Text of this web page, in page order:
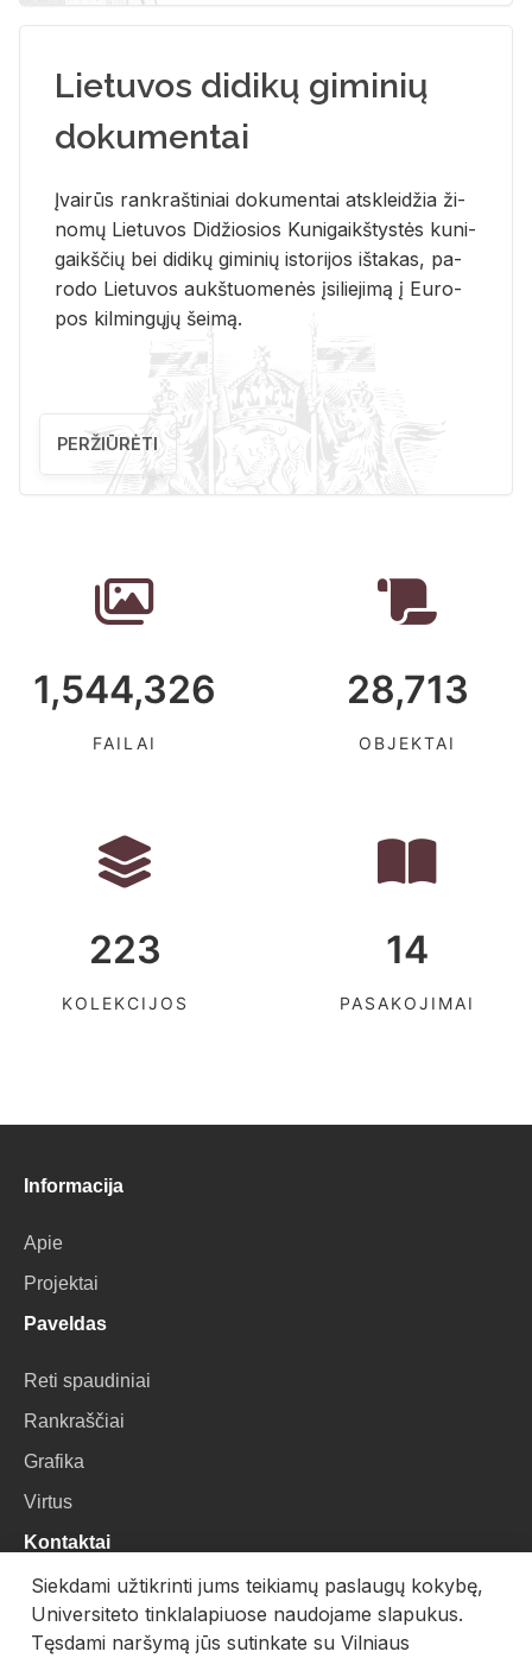
Lietuvos didikų giminių
dokumentai
Įvai­rūs rank­raš­ti­niai do­ku­men­tai at­sklei­džia ži­
no­mų Lie­tu­vos Di­džio­sios Ku­ni­gaikš­tys­tės ku­ni­
gaikš­čių bei di­di­kų gi­mi­nių is­to­ri­jos iš­ta­kas, pa­
ro­do Lie­tu­vos aukš­tuo­me­nės įsi­lie­ji­mą į Eu­ro­
pos kil­min­gų­jų šei­mą.
PERŽIŪRĖTI
1,544,326
FAILAI
28,713
OBJEKTAI
223
KOLEKCIJOS
14
PASAKOJIMAI
Informacija
Apie
Projektai
Paveldas
Reti spaudiniai
Rankraščiai
Grafika
Virtus
Kontaktai
VU Biblioteka
Universiteto g. 3, LT-01122, Vilnius
Siekdami užtikrinti jums teikiamų paslaugų kokybę,
Universiteto tinklalapiuose naudojame slapukus.
Tęsdami naršymą jūs sutinkate su Vilniaus